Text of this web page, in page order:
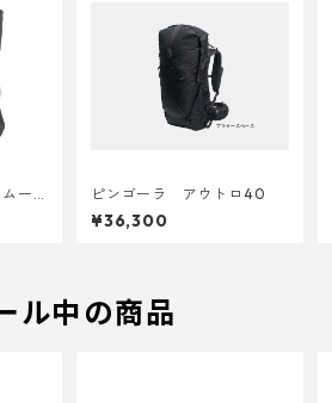
ー
ポ
ピンゴーラ アウトロ40
¥36,300
ル中の商品